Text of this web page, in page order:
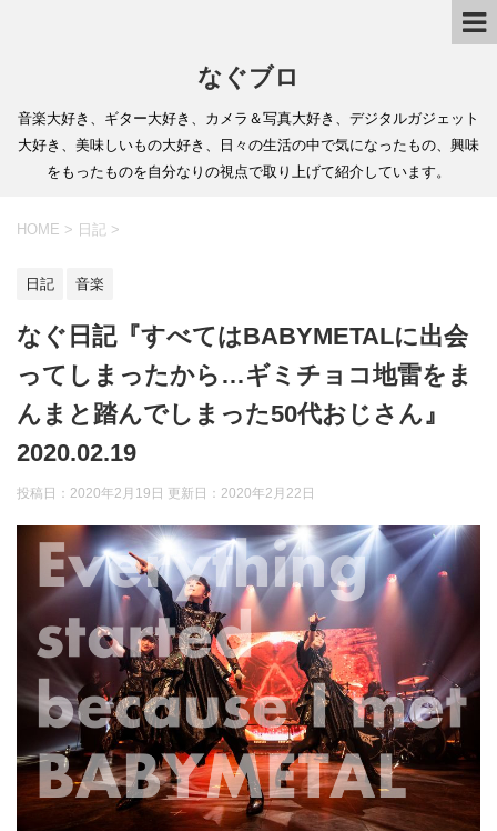
なぐブロ
音楽大好き、ギター大好き、カメラ＆写真大好き、デジタルガジェット
大好き、美味しいもの大好き、日々の生活の中で気になったもの、興味
をもったものを自分なりの視点で取り上げて紹介しています。
HOME > 日記 >
日記 音楽
なぐ日記『すべてはBABYMETALに出会
ってしまったから…ギミチョコ地雷をま
んまと踏んでしまった50代おじさん』
2020.02.19
投稿日：2020年2月19日 更新日： 2020年2月22日